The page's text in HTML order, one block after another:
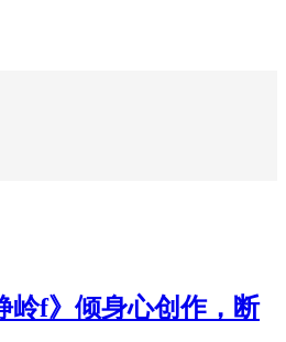
岭f》倾身心创作，断